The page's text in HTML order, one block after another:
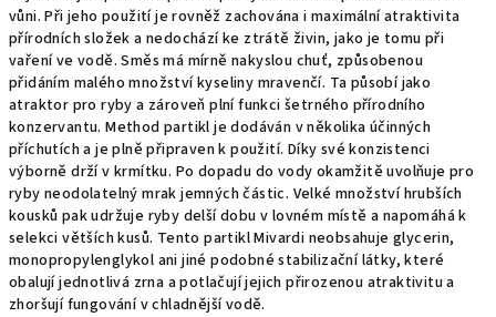
vůni. Při jeho použití je rovněž zachována i maximální atraktivita
přírodních složek a nedochází ke ztrátě živin, jako je tomu při
vaření ve vodě. Směs má mírně nakyslou chuť, způsobenou
přidáním malého množství kyseliny mravenčí. Ta působí jako
atraktor pro ryby a zároveň plní funkci šetrného přírodního
konzervantu. Method partikl je dodáván v několika účinných
příchutích a je plně připraven k použití. Díky své konzistenci
výborně drží v krmítku. Po dopadu do vody okamžitě uvolňuje pro
ryby neodolatelný mrak jemných částic. Velké množství hrubších
kousků pak udržuje ryby delší dobu v lovném místě a napomáhá k
selekci větších kusů. Tento partikl Mivardi neobsahuje glycerin,
monopropylenglykol ani jiné podobné stabilizační látky, které
obalují jednotlivá zrna a potlačují jejich přirozenou atraktivitu a
zhoršují fungování v chladnější vodě.